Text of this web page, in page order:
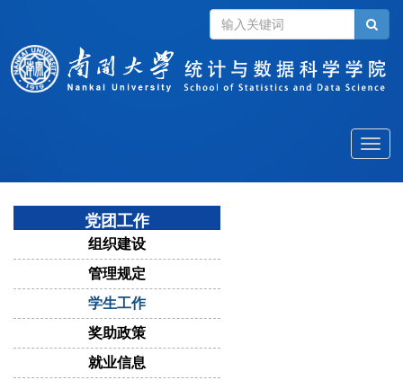
Toggle
党团工作
组织建设
管理规定
学生工作
奖助政策
就业信息